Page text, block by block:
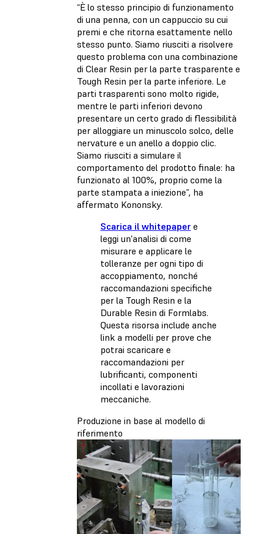
“È lo stesso principio di funzionamento
di una penna, con un cappuccio su cui
premi e che ritorna esattamente nello
stesso punto. Siamo riusciti a risolvere
questo problema con una combinazione
di Clear Resin per la parte trasparente e
Tough Resin per la parte inferiore. Le
parti trasparenti sono molto rigide,
mentre le parti inferiori devono
presentare un certo grado di flessibilità
per alloggiare un minuscolo solco, delle
nervature e un anello a doppio clic.
Siamo riusciti a simulare il
comportamento del prodotto finale: ha
funzionato al 100%, proprio come la
parte stampata a iniezione”, ha
affermato Kononsky.
Scarica il whitepaper e
leggi un'analisi di come
misurare e applicare le
tolleranze per ogni tipo di
accoppiamento, nonché
raccomandazioni specifiche
per la Tough Resin e la
Durable Resin di Formlabs.
Questa risorsa include anche
link a modelli per prove che
potrai scaricare e
raccomandazioni per
lubrificanti, componenti
incollati e lavorazioni
meccaniche.
Produzione in base al modello di
riferimento